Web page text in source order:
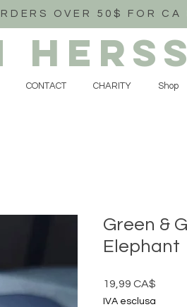
OVER 50$ FOR CA
CONTACT CHARITY Shop
HERSS
Green &
Elephant
19,99 CA$
IVA esclusa